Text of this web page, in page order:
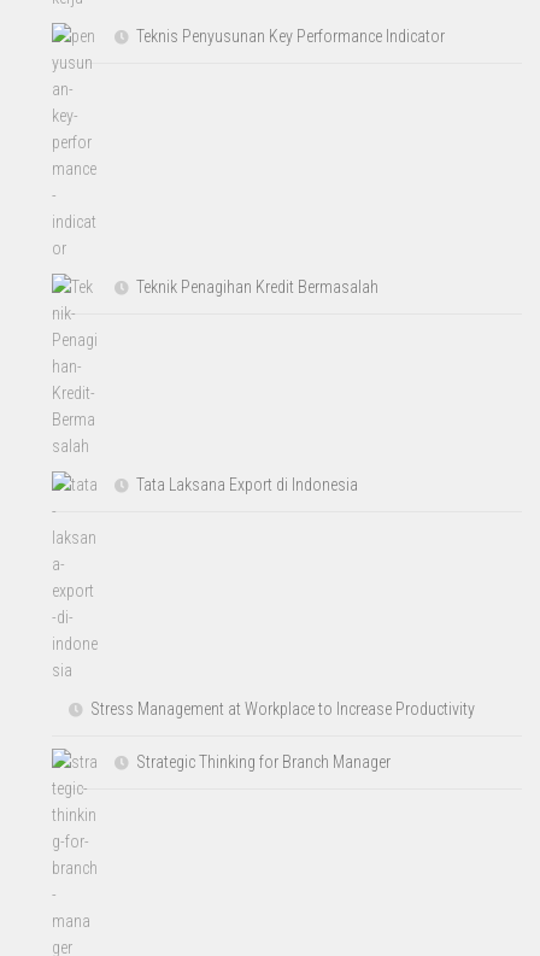
Teknis Penyusunan Key Performance Indicator
Teknik Penagihan Kredit Bermasalah
Tata Laksana Export di Indonesia
Stress Management at Workplace to Increase Productivity
Strategic Thinking for Branch Manager